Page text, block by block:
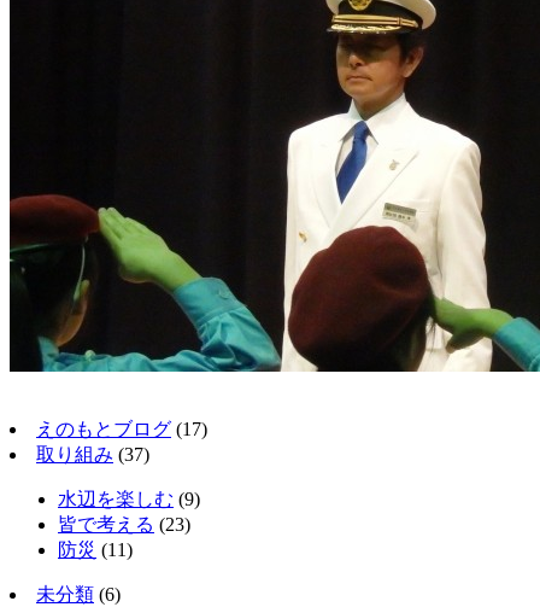
えのもとブログ (17)
取り組み (37)
水辺を楽しむ (9)
皆で考える (23)
防災 (11)
未分類 (6)